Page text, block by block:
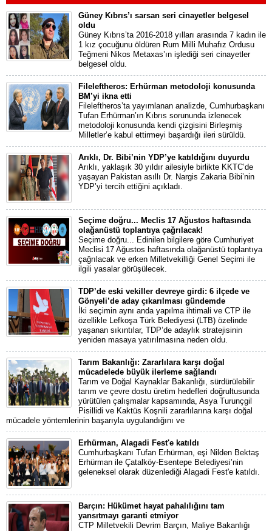
Güney Kıbrıs’ı sarsan seri cinayetler belgesel
oldu
Güney Kıbrıs’ta 2016-2018 yılları arasında 7 kadın ile
1 kız çocuğunu öldüren Rum Milli Muhafız Ordusu
Teğmeni Nikos Metaxas’ın işlediği seri cinayetler
belgesel oldu.
Fileleftheros: Erhürman metodoloji konusunda
BM’yi ikna etti
Fileleftheros’ta yayımlanan analizde, Cumhurbaşkanı
Tufan Erhürman’ın Kıbrıs sorununda izlenecek
metodoloji konusunda kendi çizgisini Birleşmiş
Milletler’e kabul ettirmeyi başardığı ileri sürüldü.
Arıklı, Dr. Bibi’nin YDP’ye katıldığını duyurdu
Arıklı, yaklaşık 30 yıldır ailesiyle birlikte KKTC’de
yaşayan Pakistan asıllı Dr. Nargis Zakaria Bibi’nin
YDP’yi tercih ettiğini açıkladı.
Seçime doğru... Meclis 17 Ağustos haftasında
olağanüstü toplantıya çağrılacak!
Seçime doğru... Edinilen bilgilere göre Cumhuriyet
Meclisi 17 Ağustos haftasında olağanüstü toplantıya
çağrılacak ve erken Milletvekilliği Genel Seçimi ile
ilgili yasalar görüşülecek.
TDP’de eski vekiller devreye girdi: 6 ilçede ve
Gönyeli’de aday çıkarılması gündemde
İki seçimin aynı anda yapılma ihtimali ve CTP ile
özellikle Lefkoşa Türk Belediyesi (LTB) özelinde
yaşanan sıkıntılar, TDP’de adaylık stratejisinin
yeniden masaya yatırılmasına neden oldu.
Tarım Bakanlığı: Zararlılara karşı doğal
mücadelede büyük ilerleme sağlandı
Tarım ve Doğal Kaynaklar Bakanlığı, sürdürülebilir
tarım ve çevre dostu üretim hedefleri doğrultusunda
yürütülen çalışmalar kapsamında, Asya Turunçgil
Pisillidi ve Kaktüs Koşnili zararlılarına karşı doğal
mücadele yöntemlerinin başarıyla uygulandığını ve
Erhürman, Alagadi Fest'e katıldı
Cumhurbaşkanı Tufan Erhürman, eşi Nilden Bektaş
Erhürman ile Çatalköy-Esentepe Belediyesi’nin
geleneksel olarak düzenlediği Alagadi Fest'e katıldı.
Barçın: Hükümet hayat pahalılığını tam
yansıtmayı garanti etmiyor
CTP Milletvekili Devrim Barçın, Maliye Bakanlığı